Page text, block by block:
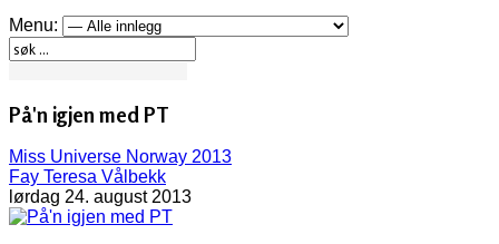
Menu:
På'n igjen med PT
Miss Universe Norway 2013
Fay Teresa Vålbekk
lørdag 24. august 2013